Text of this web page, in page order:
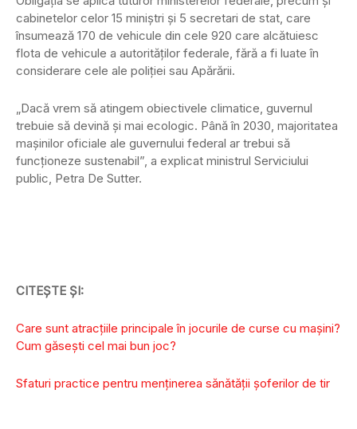
cabinetelor celor 15 miniștri și 5 secretari de stat, care
însumează 170 de vehicule din cele 920 care alcătuiesc
flota de vehicule a autorităților federale, fără a fi luate în
considerare cele ale poliției sau Apărării.
„Dacă vrem să atingem obiectivele climatice, guvernul
trebuie să devină și mai ecologic. Până în 2030, majoritatea
mașinilor oficiale ale guvernului federal ar trebui să
funcționeze sustenabil”, a explicat ministrul Serviciului
public, Petra De Sutter.
CITEȘTE ȘI:
Care sunt atracțiile principale în jocurile de curse cu mașini?
Cum găsești cel mai bun joc?
Sfaturi practice pentru menținerea sănătății șoferilor de tir